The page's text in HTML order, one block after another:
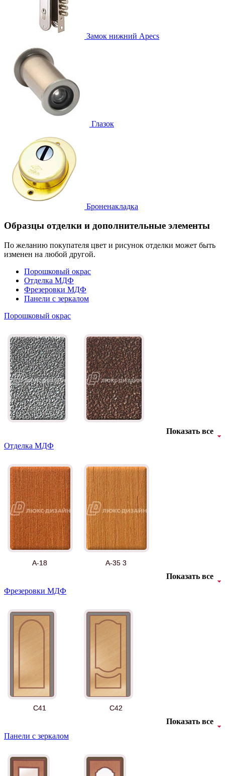
Замок нижний Apecs
Глазок
Броненакладка
Образцы отделки и дополнительные элементы
По желанию покупателя цвет и рисунок отделки может быть
изменен на любой другой.
Порошковый окрас
Отделка МДФ
Фрезеровки МДФ
Панели с зеркалом
Порошковый окрас
Показать все
Отделка МДФ
А-18 А-35 3
Б-35 3
Показать все
Фрезеровки МДФ
C41 C42
Показать все
Панели с зеркалом